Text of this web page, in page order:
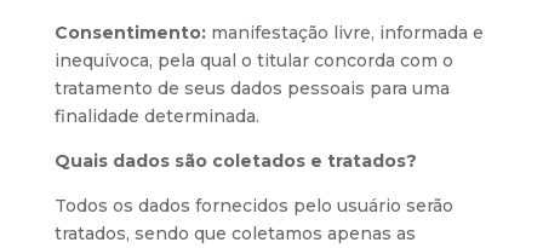
Consentimento:manifestação livre, informada e
inequívoca, pela qual o titular concorda com o
tratamento de seus dados pessoais para uma
finalidade determinada.
Quais dados são coletados e tratados?
Todos os dados fornecidos pelo usuário serão
tratados, sendo que coletamos apenas as